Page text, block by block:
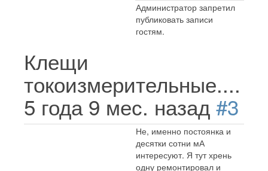
Администратор запретил
публиковать записи
гостям.
Клещи
токоизмерительные....
5 года 9 мес. назад #3
Не, именно постоянка и
десятки сотни мА
интересуют. Я тут хрень
одну ремонтировал и